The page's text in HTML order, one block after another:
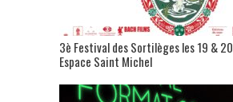
3è Festival des Sortilèges les 19 &
Espace Saint Michel